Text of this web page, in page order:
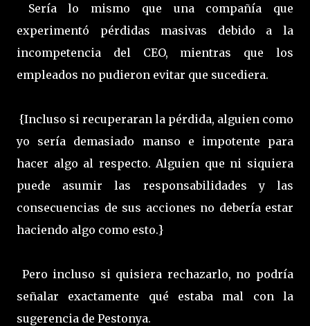
Sería lo mismo que una compañía que
experimentó pérdidas masivas debido a la
incompetencia del CEO, mientras que los
empleados no pudieron evitar que sucediera.
{Incluso si recuperaran la pérdida, alguien como
yo sería demasiado manso e impotente para
hacer algo al respecto. Alguien que ni siquiera
puede asumir las responsabilidades y las
consecuencias de sus acciones no debería estar
haciendo algo como esto.}
Pero incluso si quisiera rechazarlo, no podría
señalar exactamente qué estaba mal con la
sugerencia de Pestonya.